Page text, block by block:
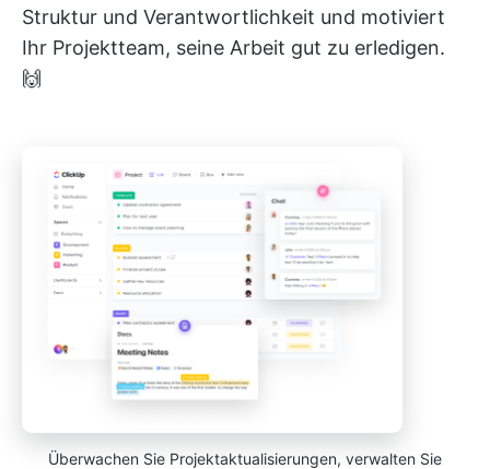
Struktur und Verantwortlichkeit und motiviert
Ihr Projektteam, seine Arbeit gut zu erledigen.
🙌
Überwachen Sie Projektaktualisierungen, verwalten Sie